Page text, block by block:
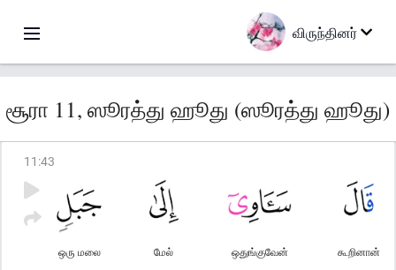
விருந்தினர்
சூரா 11, ஸூரத்து ஹூது (ஸூரத்து ஹூது)
11 :43
கூறினான்
ஒதுங்குவேன்
மேல்
ஒரு மலை